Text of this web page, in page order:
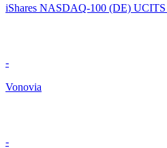
iShares NASDAQ-100 (DE)
-
Vonovia
-